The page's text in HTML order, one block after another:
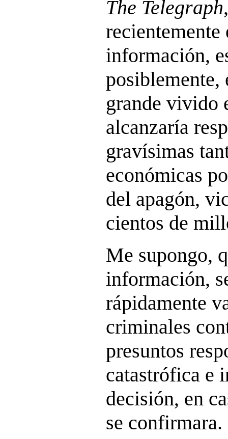
The Telegraph
recientemente
información,
posiblemente,
grande vivido
alcanzaría
gravísimas
económicas
del apagón,
cientos de
Me supongo,
información,
rápidamente
criminales
presuntos
catastrófica e
decisión, en
se confirmara.